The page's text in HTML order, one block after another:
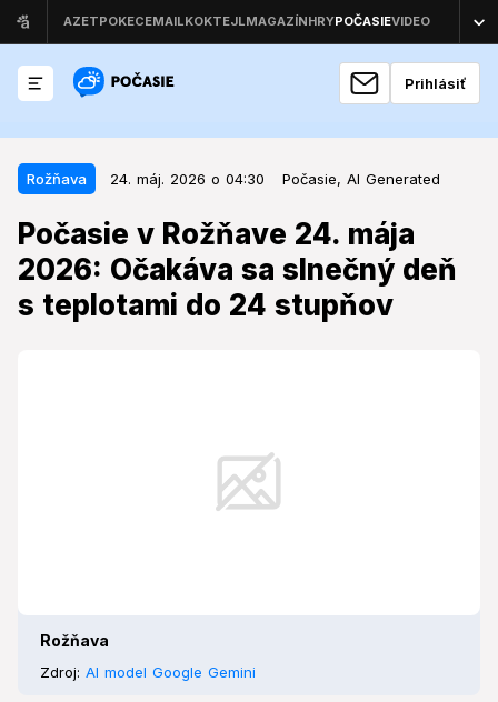
Prihlásiť
Rožňava 24. máj. 2026 o 04:30 Počasie, AI Generated
Počasie v Rožňave 24. mája
2026: Očakáva sa slnečný deň
s teplotami do 24 stupňov
Rožňava
Zdroj: AI model Google Gemini
Rožňava 24. máj. 2026 o 04:30
Počasie v Rožňave 24. mája 2026:
Očakáva sa slnečný deň s
teplotami do 24 stupňov